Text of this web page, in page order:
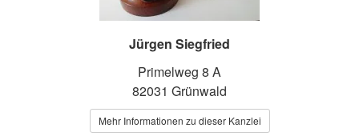
Jürgen Siegfried
Primelweg 8 A
82031 Grünwald
Mehr Informationen zu dieser Kanzlei